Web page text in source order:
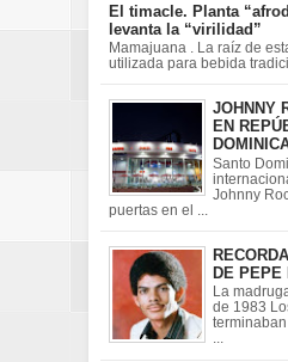
El timacle. Planta
levanta la “virilidad”
Mamajuana . La raíz de
utilizada para bebida
JOHNNY
EN
Santo
Johnny
puertas en el ...
DE PEPE
La
de 1983
...